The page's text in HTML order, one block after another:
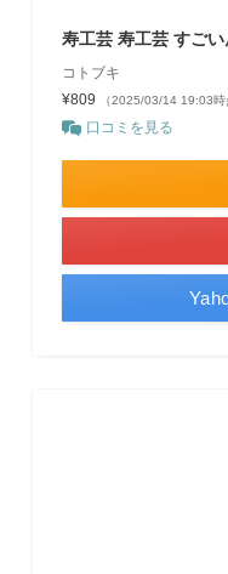
寿工芸 寿工芸 すご
コトブキ
¥809
（2025/03/14 19:03時
口コミを見る